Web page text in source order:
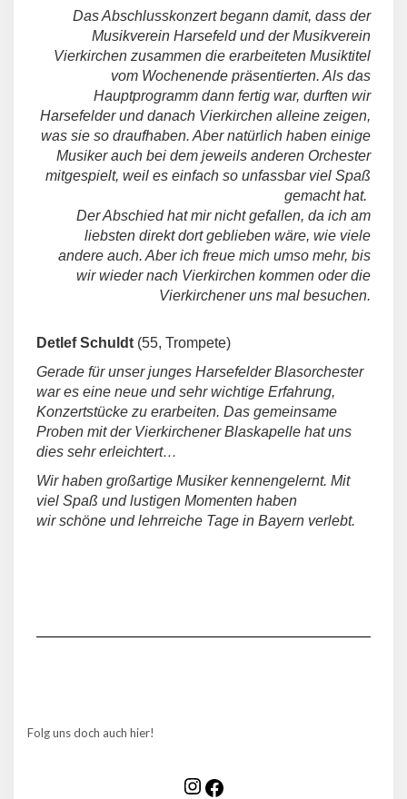
Das Abschlusskonzert begann damit, dass der
Musikverein Harsefeld und der Musikverein
Vierkirchen zusammen die erarbeiteten Musiktitel
vom Wochenende präsentierten. Als das
Hauptprogramm dann fertig war, durften wir
Harsefelder und danach Vierkirchen alleine zeigen,
was sie so draufhaben. Aber natürlich haben einige
Musiker auch bei dem jeweils anderen Orchester
mitgespielt, weil es einfach so unfassbar viel Spaß
gemacht hat.
Der Abschied hat mir nicht gefallen, da ich am
liebsten direkt dort geblieben wäre, wie viele
andere auch. Aber ich freue mich umso mehr, bis
wir wieder nach Vierkirchen kommen oder die
Vierkirchener uns mal besuchen.
Detlef Schuldt (55, Trompete)
Gerade für unser junges Harsefelder Blasorchester
war es eine neue und sehr wichtige Erfahrung,
Konzertstücke zu erarbeiten. Das gemeinsame
Proben mit der Vierkirchener Blaskapelle hat uns
dies sehr erleichtert…
Wir haben großartige Musiker kennengelernt. Mit
viel Spaß und lustigen Momenten haben
wirschöne und lehrreiche Tage in Bayern verlebt.
Folg uns doch auch hier!